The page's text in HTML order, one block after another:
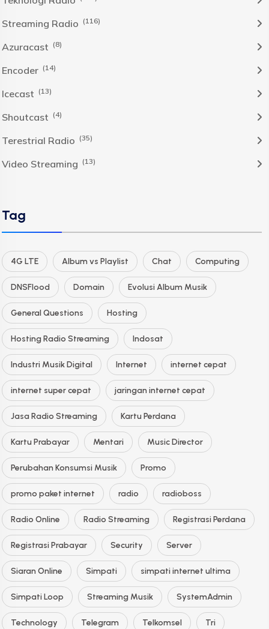
Streaming Radio (116)
Azuracast (8)
Encoder (14)
Icecast (13)
Shoutcast (4)
Terestrial Radio (35)
Video Streaming (13)
Tag
4G LTE Album vs Playlist Chat Computing
DNSFlood Domain Evolusi Album Musik
General Questions Hosting
Hosting Radio Streaming Indosat
Industri Musik Digital Internet internet cepat
internet super cepat jaringan internet cepat
Jasa Radio Streaming Kartu Perdana
Kartu Prabayar Mentari Music Director
Perubahan Konsumsi Musik Promo
promo paket internet radio radioboss
Radio Online Radio Streaming Registrasi Perdana
Registrasi Prabayar Security Server
Siaran Online Simpati simpati internet ultima
Simpati Loop Streaming Musik SystemAdmin
Technology Telegram Telkomsel Tri